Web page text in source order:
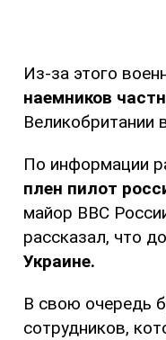
Из-за этого
наемников
Великобритании
По информации
плен пилот
майор ВВС
рассказал, что
Украине.
В свою очередь
сотрудников,